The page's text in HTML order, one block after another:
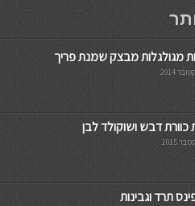
מגולגלות מבצק שמנת פריך
כוורת דבש ושוקולד לבן
תרד וגבינות